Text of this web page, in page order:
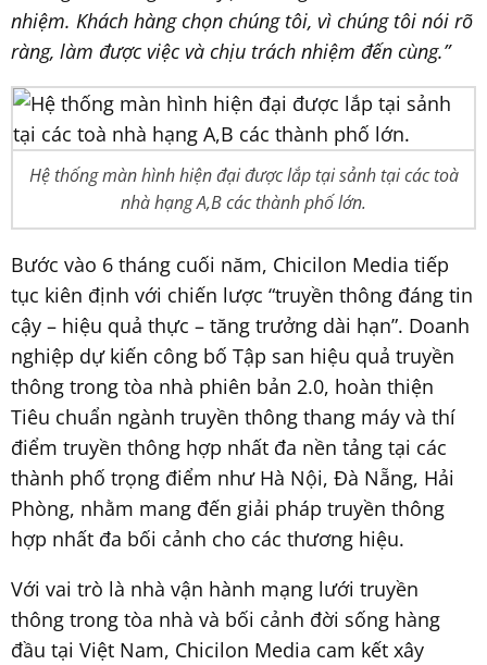
nhiệm. Khách hàng chọn chúng tôi, vì chúng tôi nói rõ
ràng, làm được việc và chịu trách nhiệm đến cùng.”
Hệ thống màn hình hiện đại được lắp tại sảnh tại các toà
nhà hạng A,B các thành phố lớn.
Bước vào 6 tháng cuối năm, Chicilon Media tiếp
tục kiên định với chiến lược “truyền thông đáng tin
cậy – hiệu quả thực – tăng trưởng dài hạn”. Doanh
nghiệp dự kiến công bố Tập san hiệu quả truyền
thông trong tòa nhà phiên bản 2.0, hoàn thiện
Tiêu chuẩn ngành truyền thông thang máy và thí
điểm truyền thông hợp nhất đa nền tảng tại các
thành phố trọng điểm như Hà Nội, Đà Nẵng, Hải
Phòng, nhằm mang đến giải pháp truyền thông
hợp nhất đa bối cảnh cho các thương hiệu.
Với vai trò là nhà vận hành mạng lưới truyền
thông trong tòa nhà và bối cảnh đời sống hàng
đầu tại Việt Nam, Chicilon Media cam kết xây